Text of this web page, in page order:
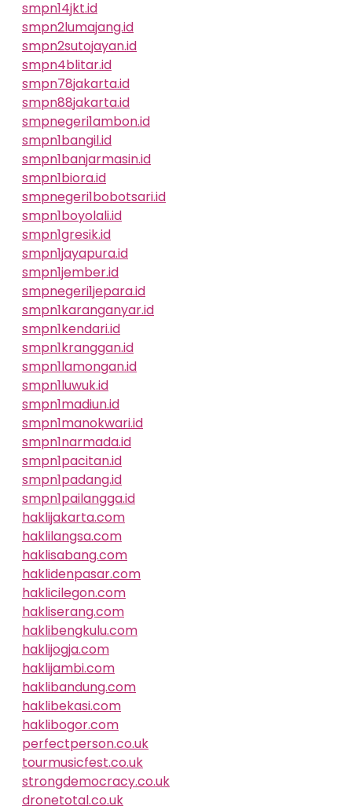
smpn14jkt.id
smpn2lumajang.id
smpn2sutojayan.id
smpn4blitar.id
smpn78jakarta.id
smpn88jakarta.id
smpnegeri1ambon.id
smpn1bangil.id
smpn1banjarmasin.id
smpn1biora.id
smpnegeri1bobotsari.id
smpn1boyolali.id
smpn1gresik.id
smpn1jayapura.id
smpn1jember.id
smpnegeri1jepara.id
smpn1karanganyar.id
smpn1kendari.id
smpn1kranggan.id
smpn1lamongan.id
smpn1luwuk.id
smpn1madiun.id
smpn1manokwari.id
smpn1narmada.id
smpn1pacitan.id
smpn1padang.id
smpn1pailangga.id
haklijakarta.com
haklilangsa.com
haklisabang.com
haklidenpasar.com
haklicilegon.com
hakliserang.com
haklibengkulu.com
haklijogja.com
haklijambi.com
haklibandung.com
haklibekasi.com
haklibogor.com
perfectperson.co.uk
tourmusicfest.co.uk
strongdemocracy.co.uk
dronetotal.co.uk